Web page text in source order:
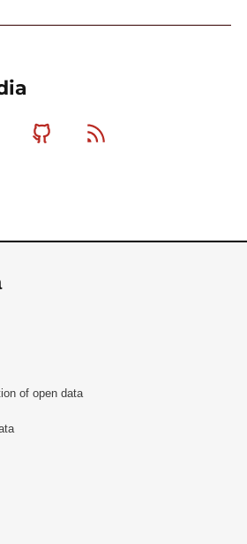
MastodonGithub
of open data